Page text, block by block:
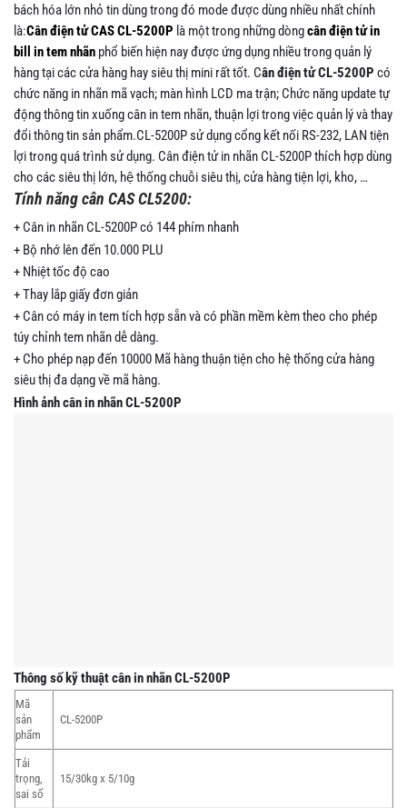
bách hóa lớn nhỏ tin dùng trong đó mode được dùng nhiều nhất chính
là:Cân điện tử CAS CL-5200P là một trong những dòngcân điện tử in
bill in tem nhãn phổ biến hiện nay được ứng dụng nhiều trong quản lý
hàng tại các cửa hàng hay siêu thị mini rất tốt. Cân điện tử CL-5200P có
chức năng in nhãn mã vạch; màn hình LCD ma trận; Chức năng update tự
động thông tin xuống cân in tem nhãn, thuận lợi trong việc quản lý và thay
đổi thông tin sản phẩm.CL-5200P sử dụng cổng kết nối RS-232, LAN tiện
lợi trong quá trình sử dụng. Cân điện tử in nhãn CL-5200P thích hợp dùng
cho các siêu thị lớn, hệ thống chuỗi siêu thị, cửa hàng tiện lợi, kho, …
Tính năng cân CAS CL5200:
+ Cân in nhãn CL-5200P có 144 phím nhanh
+ Bộ nhớ lên đến 10.000 PLU
+ Nhiệt tốc độ cao
+ Thay lắp giấy đơn giản
+ Cân có máy in tem tích hợp sẵn và có phần mềm kèm theo cho phép
túy chỉnh tem nhãn dễ dàng.
+ Cho phép nạp đến 10000 Mã hàng thuận tiện cho hệ thống cửa hàng
siêu thị đa dạng về mã hàng.
Hình ảnh cân in nhãn CL-5200P
Thông số kỹ thuật cân in nhãn CL-5200P
Mã
sản
phẩm
CL-5200P
Tải
trọng,
sai số
15/30kg x 5/10g